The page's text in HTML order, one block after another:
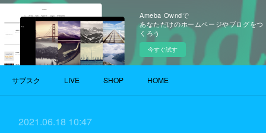
Ameba Owndで
あなただけのホームページやブログをつ
くろう
今すぐ試す
サブスク LIVE SHOP HOME
2021.06.18 10:47